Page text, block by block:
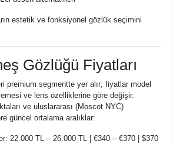
estetik ve fonksiyonel gözlük seçimini
Gözlüğü Fiyatları
premium segmentte yer alır; fiyatlar model
ve lens özelliklerine göre değişir.
ve uluslararası (Moscot NYC)
güncel ortalama aralıklar:
22.000 TL – 26.000 TL | €340 – €370 | $370